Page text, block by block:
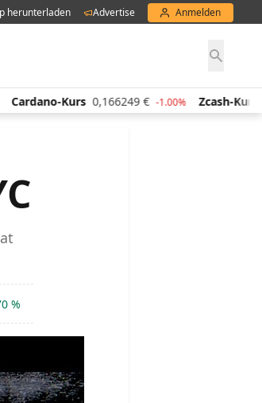
herunterladen Advertise Anmelden
Cardano-Kurs 0,166249 € -1.00% Zcash-Kurs
%